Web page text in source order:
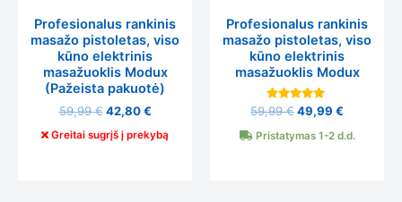
Profesionalus rankinis
masažo pistoletas, viso
kūno elektrinis
masažuoklis Modux
(Pažeista pakuotė)
59,99€ 42,80€
Greitai sugrįš į prekybą
Profesionalus rankinis
masažo pistoletas, viso
kūno elektrinis
masažuoklis Modux
Įvertinimas:
59,99€49,99 €
Pristatymas 1-2 d.d.